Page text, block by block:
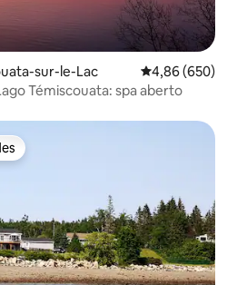
sur-le-Lac 4,86 de uma
4,86 (650)
Témiscouata: spa aberto
dos hóspedes